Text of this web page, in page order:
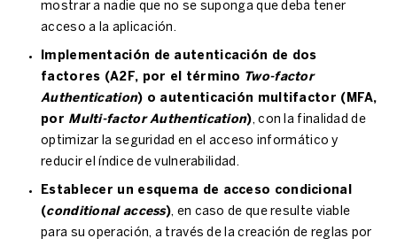
mostrar a nadie que no se suponga que deba tener
acceso a la aplicación.
Implementación de autenticación de dos
factores (A2F, por el término Two-factor
Authentication) o autenticación multifactor (MFA,
por Multi-factor Authentication), con la finalidad de
optimizar la seguridad en el acceso informático y
reducir el índice de vulnerabilidad.
Establecer un esquema de acceso condicional
(conditional access), en caso de que resulte viable
para su operación, a través de la creación de reglas por